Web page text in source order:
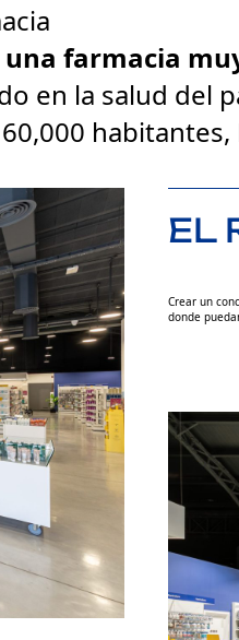
farmacia
en la salud del
EL
Crear un
donde